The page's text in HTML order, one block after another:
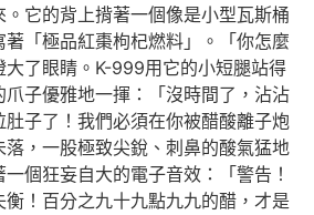
它的背上揹著一個像是小型瓦斯桶
「極品紅棗枸杞燃料」。「你怎麼
了眼睛。K-999用它的小短腿站得
子優雅地一揮：「沒時間了，沾沾
子了！我們必須在你被醋酸離子炮
，一股極致尖銳、刺鼻的酸氣猛地
個狂妄自大的電子音效：「警告！
！百分之九十九點九九的醋，才是